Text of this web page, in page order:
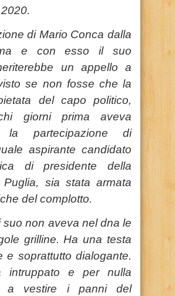
di Mario Conca dalla
e con esso il suo
un appello a
se non fosse che la
del capo politico,
giorni prima aveva
la partecipazione di
aspirante candidato
di presidente della
Puglia, sia stata armata
del complotto.
suo non aveva nel dna le
grilline. Ha una testa
e soprattutto dialogante.
intruppato e per nulla
a vestire i panni del